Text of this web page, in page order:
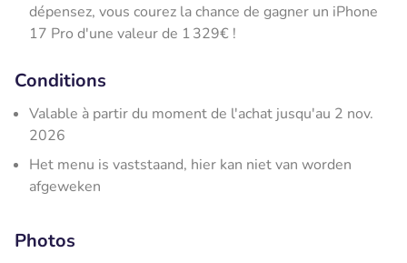
dépensez, vous courez la chance de gagner un iPhone
17 Pro d'une valeur de 1 329€ !
Conditions
Valable à partir du moment de l'achat jusqu'au 2 nov.
2026
Het menu is vaststaand, hier kan niet van worden
afgeweken
Photos